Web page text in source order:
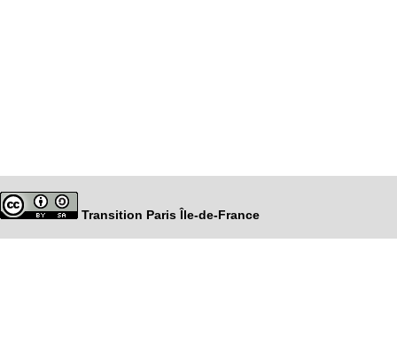
Transition Paris Île-de-France